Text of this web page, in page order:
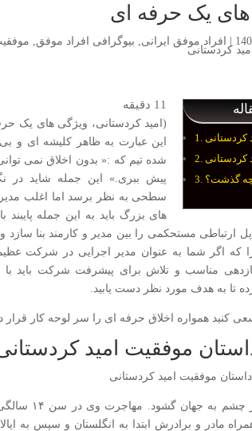
های یک حرفه ای
افراد موفق ایرانی بیوگرافی افراد موفق
کردستانی
چه گذشت؟
11 دقیقه
(امید کردستانی، ویژگی های یک
این عبارت به ظاهر کلیشه ای و
شده تیم که :« بدون اخلاق نمی
پیش ببری.» این جمله شاید در
سطحی به نظر برسد اما اغلب
های بزرگ باید به این جمله
ارتباطی مستحکمی را بین مدیر و کارمند بنا سازد
که اگر شما به عنوان مدیر اجرایی در شرکت
مناسب و تلاش برای پیشرفت شرکت باید با
تا به هدف مورد نظر دست یابید.
کنید همواره اخلاق حرفه ای را سر لوحه کار قرار
موفقیت امید
امید کردستانی در سال
مادر و برادرش ابتدا به انگلستان و سپس به